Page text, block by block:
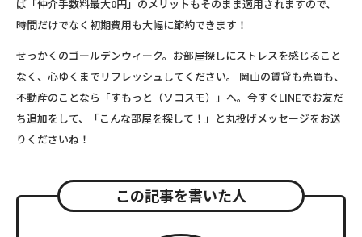
ば 「仲介手数料最大0円」 のメリットもそのまま適用されますので、
時間だけでなく初期費用も大幅に節約できます！
せっかくのゴールデンウィーク。お部屋探しにストレスを感じること
なく、心ゆくまでリフレッシュしてください。 岡山の賃貸も売買も、
不動産のことなら「すもっと（ソコスモ）」へ。今すぐLINEでお友だ
ち追加をして、「こんな部屋を探して！」と丸投げメッセージをお送
りくださいね！
この記事を書いた人